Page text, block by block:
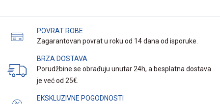
POVRAT ROBE
Zagarantovan povrat u roku od 14 dana od isporuke.
BRZA DOSTAVA
Porudžbine se obrađuju unutar 24h, a besplatna dostava
je već od 25€.
EKSKLUZIVNE POGODNOSTI